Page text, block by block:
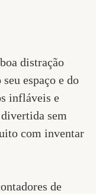
distração
espaço e do
infláveis e
divertida sem
com inventar
de